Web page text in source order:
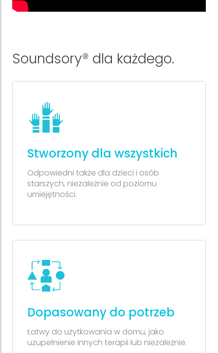
Soundsory® dla każdego.
Stworzony dla wszystkich
Odpowiedni także dla dzieci i osób
starszych, niezależnie od poziomu
umiejętności.
Dopasowany do potrzeb
Łatwy do użytkowania w domu, jako
uzupełnienie innych terapii lub niezależnie.